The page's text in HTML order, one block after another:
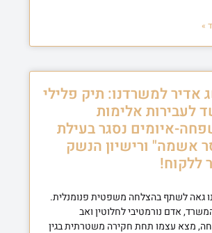
»
אדיר למשרדנו: תיק פלילי
לעבירות אלימות
איומים נסגר בעילת
אשמה" ורישיון הנשק
ללקוח!
גאה לשתף בהצלחה משפטית פנומנלית.
אדם נורמטיבי לחלוטין ואב
מצא עצמו תחת חקירה משטרתית בגין